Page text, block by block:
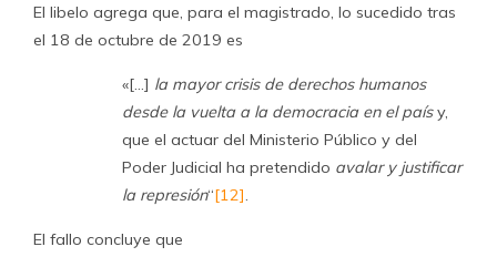
El libelo agrega que, para el magistrado, lo sucedido tras
el 18 de octubre de 2019 es
«[…] la mayor crisis de derechos humanos
desde la vuelta a la democracia en el paísy,
que el actuar del Ministerio Público y del
Poder Judicial ha pretendido avalar y justificar
la represión“[12].
El fallo concluye que